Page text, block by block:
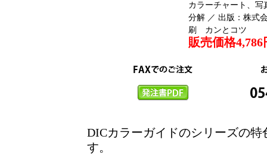
カラーチャート、写
分解 ／ 出版：株式
刷 カンとコツ
販売価格4,786
DICカラーガイドのシリーズの
す。